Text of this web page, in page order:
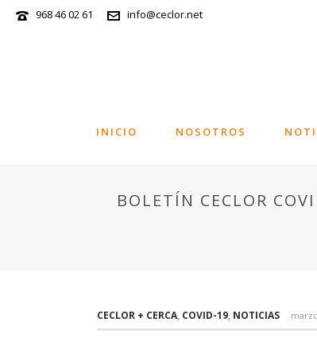
968 46 02 61 info@ceclor.net
INICIO NOSOTROS
BOLETÍN CECLOR
CECLOR + CERCA, COVID-19, NOTICIAS